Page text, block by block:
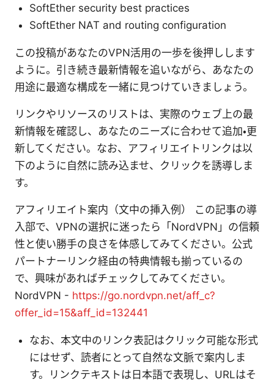
SoftEther security best practices
SoftEther NAT and routing configuration
この投稿があなたのVPN活用の一歩を後押しします
ように。引き続き最新情報を追いながら、あなたの
用途に最適な構成を一緒に見つけていきましょう。
リンクやリソースのリストは、実際のウェブ上の最
新情報を確認し、あなたのニーズに合わせて追加・更
新してください。なお、アフィリエイトリンクは以
下のように自然に読み込ませ、クリックを誘導しま
す。
アフィリエイト案内（文中の挿入例） この記事の導
入部で、VPNの選択に迷ったら「NordVPN」の信頼
性と使い勝手の良さを体感してみてください。公式
パートナーリンク経由の特典情報も揃っているの
で、興味があればチェックしてみてください。
NordVPN - https://go.nordvpn.net/aff_c?
offer_id=15&aff_id=132441
なお、本文中のリンク表記はクリック可能な形式
にはせず、読者にとって自然な文脈で案内しま
す。リンクテキストは日本語で表現し、URLはそ